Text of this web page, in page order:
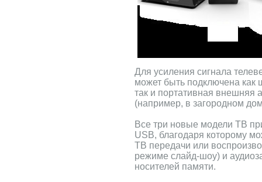
Для усиления сигнала
может быть подключена как
так и портативная внешняя
(например, в загородном
Все три новые модели ТВ
USB, благодаря которому
ТВ передачи или
режиме слайд-шоу) и
носителей памяти.